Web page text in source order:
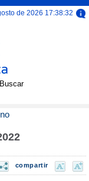
de 2026 17:38:33
Buscar
compartir